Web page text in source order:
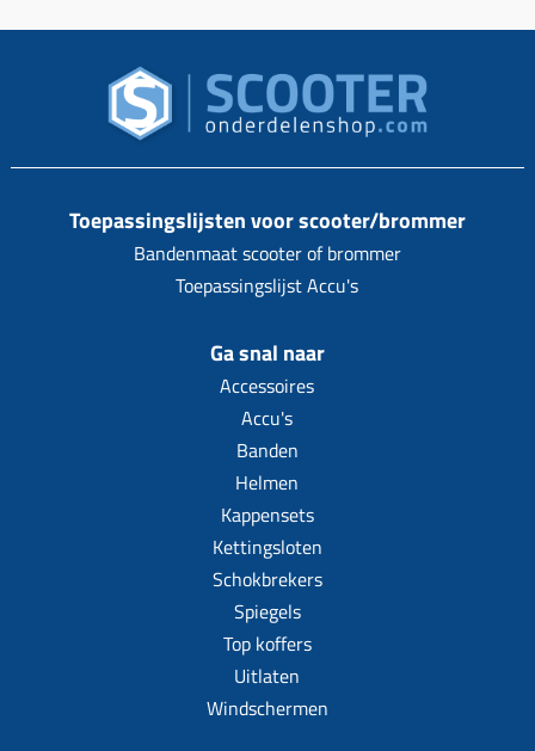
Toepassingslijsten voor scooter/brommer
Bandenmaat scooter of brommer
Toepassingslijst Accu's
Ga snal naar
Accessoires
Accu's
Banden
Helmen
Kappensets
Kettingsloten
Schokbrekers
Spiegels
Top koffers
Uitlaten
Windschermen